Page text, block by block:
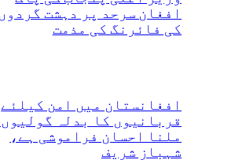
افغان سرحد پر دہشت گردوں
کی فائرنگ کی مذمت
افغانستان میں امن کیلئے
قربانیوں کا بدلہ
ملنا احسان فراموشی ہے،
شہباز شریف